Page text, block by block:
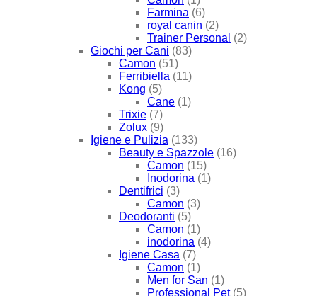
Farmina (6)
royal canin (2)
Trainer Personal (2)
Giochi per Cani (83)
Camon (51)
Ferribiella (11)
Kong (5)
Cane (1)
Trixie (7)
Zolux (9)
Igiene e Pulizia (133)
Beauty e Spazzole (16)
Camon (15)
Inodorina (1)
Dentifrici (3)
Camon (3)
Deodoranti (5)
Camon (1)
inodorina (4)
Igiene Casa (7)
Camon (1)
Men for San (1)
Professional Pet (5)